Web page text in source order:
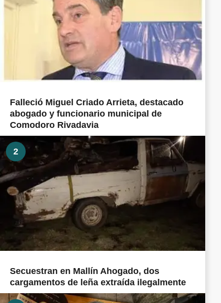
Falleció Miguel Criado Arrieta, destacado
abogado y funcionario municipal de
Comodoro Rivadavia
2
Secuestran en Mallín Ahogado, dos
cargamentos de leña extraída ilegalmente